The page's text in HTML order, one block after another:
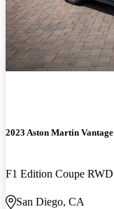
2023 Aston Martin Vantage
F1 Edition Coupe RWD
San Diego, CA